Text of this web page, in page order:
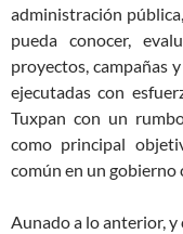
administración
pueda conocer,
proyectos, campañas
ejecutadas con
Tuxpan con un
como principal
común en un
Aunado a lo anterior,